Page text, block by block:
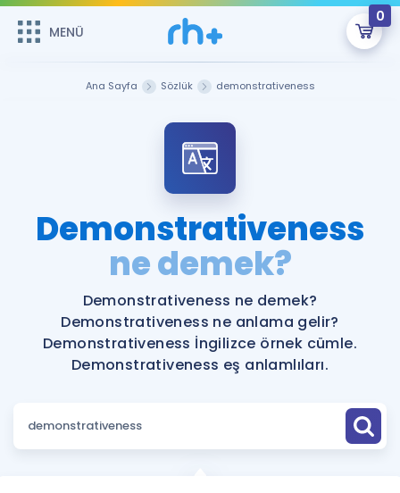
MENÜ
0
Şifremi Hatırlamıyorum
Sepetin Şu An Boş.
Remzi Hoca ile seni sınava hazırlayacak onlarca eğitim seni
bekliyor!
MENÜ
Faydalı Araçlar
Ücretsiz Kaynaklar
Blog
İngilizce Gramer
Hakkımızda
Kariyer
Ana Sayfa Sözlük demonstrativeness
Demonstrativeness
ne demek?
Demonstrativeness ne demek?
Demonstrativeness ne anlama gelir?
Demonstrativeness İngilizce örnek cümle.
Demonstrativeness eş anlamlıları.